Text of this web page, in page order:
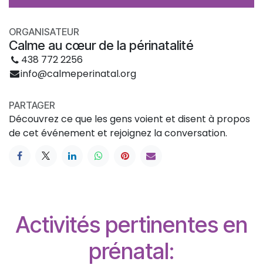
ORGANISATEUR
Calme au cœur de la périnatalité
438 772 2256
info@calmeperinatal.org
PARTAGER
Découvrez ce que les gens voient et disent à propos
de cet événement et rejoignez la conversation.
Activités pertinentes en
prénatal: